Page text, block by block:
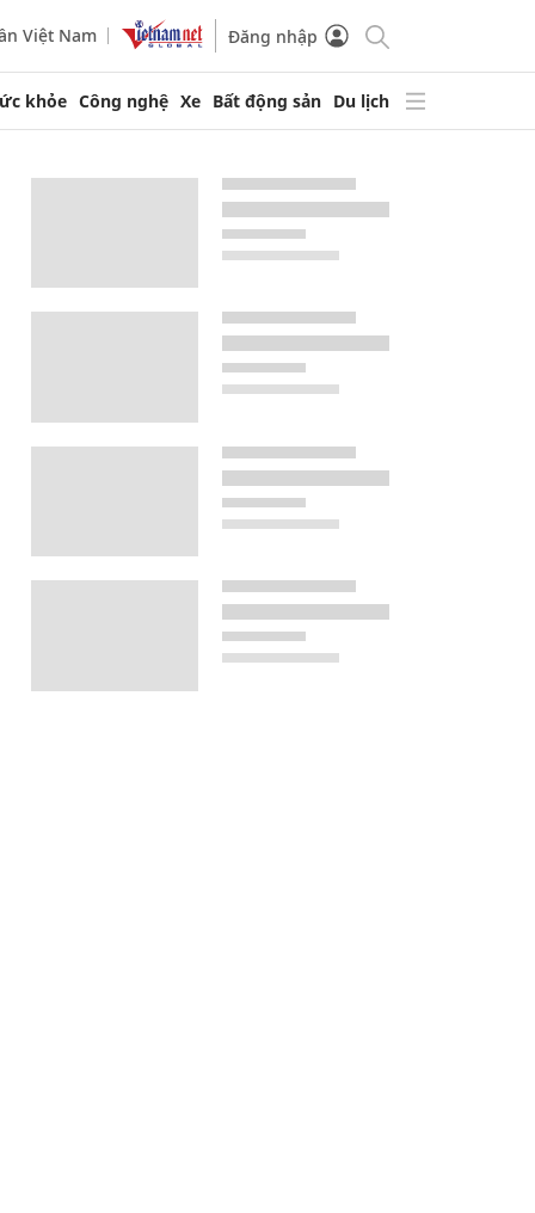
Việt Nam Đăng nhập
khỏe Công nghệ Xe Bất động sản Du lịch